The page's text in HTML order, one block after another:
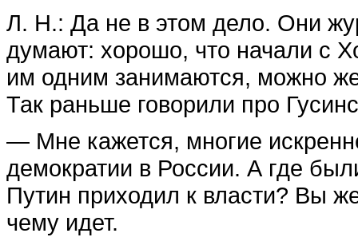
Л. Н.: Да не в этом дело. Они
думают: хорошо, что начали с
им одним занимаются, можно же
Так раньше говорили про
— Мне кажется, многие
демократии в России. А где
Путин приходил к власти? Вы
чему идет.